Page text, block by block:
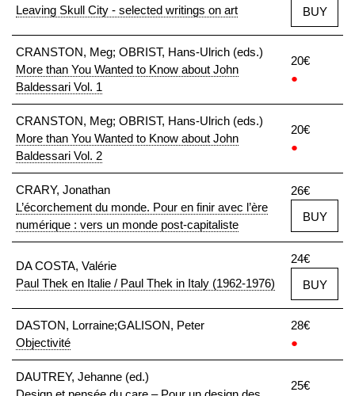
Leaving Skull City - selected writings on art
BUY
CRANSTON, Meg; OBRIST, Hans-Ulrich (eds.)
More than You Wanted to Know about John
Baldessari Vol. 1
20€
●
CRANSTON, Meg; OBRIST, Hans-Ulrich (eds.)
More than You Wanted to Know about John
Baldessari Vol. 2
20€
●
CRARY, Jonathan
L’écorchement du monde. Pour en finir avec l’ère
numérique : vers un monde post-capitaliste
26€
BUY
DA COSTA, Valérie
Paul Thek en Italie / Paul Thek in Italy (1962-1976)
24€
BUY
DASTON, Lorraine;GALISON, Peter
Objectivité
28€
●
DAUTREY, Jehanne (ed.)
25€